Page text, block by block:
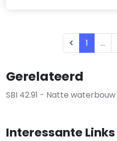
Gerelateerd
SBI 42.91 - Natte waterbouw
Interessante Links
1 ...